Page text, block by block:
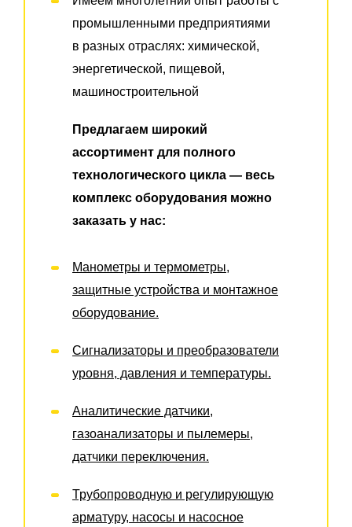
промышленными предприятиями
в разных отраслях: химической,
энергетической, пищевой,
машиностроительной
Предлагаем широкий
ассортимент для полного
технологического цикла — весь
комплекс оборудования можно
заказать у нас:
Манометры и термометры,
защитные устройства и монтажное
оборудование.
Сигнализаторы и преобразователи
уровня, давления и температуры.
Аналитические датчики,
газоанализаторы и пылемеры,
датчики переключения.
Трубопроводную и регулирующую
арматуру, насосы и насосное